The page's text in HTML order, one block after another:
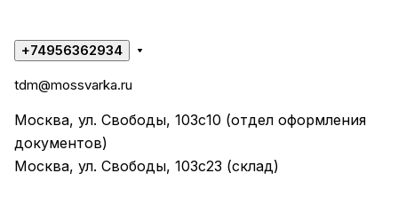
+74956362934
tdm@mossvarka.ru
Москва, ул. Свободы, 103с10 (отдел оформления
документов)
Москва, ул. Свободы, 103с23 (склад)